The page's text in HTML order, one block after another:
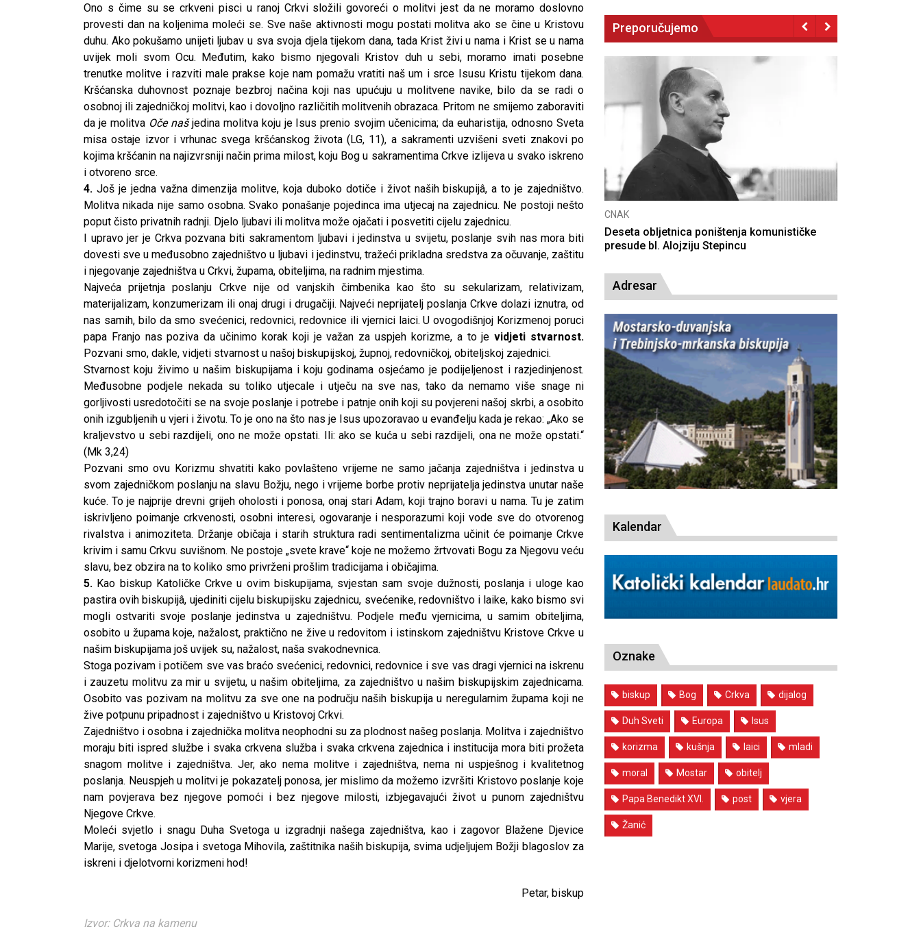
Ono s čime su se crkveni pisci u ranoj Crkvi složili govoreći o molitvi jest da ne moramo doslovno
provesti dan na koljenima moleći se. Sve naše aktivnosti mogu postati molitva ako se čine u Kristovu
duhu. Ako pokušamo unijeti ljubav u sva svoja djela tijekom dana, tada Krist živi u nama i Krist se u nama
uvijek moli svom Ocu. Međutim, kako bismo njegovali Kristov duh u sebi, moramo imati posebne
trenutke molitve i razviti male prakse koje nam pomažu vratiti naš um i srce Isusu Kristu tijekom dana.
Kršćanska duhovnost poznaje bezbroj načina koji nas upućuju u molitvene navike, bilo da se radi o
osobnoj ili zajedničkoj molitvi, kao i dovoljno različitih molitvenih obrazaca. Pritom ne smijemo zaboraviti
da je molitva Oče našjedina molitva koju je Isus prenio svojim učenicima; da euharistija, odnosno Sveta
misa ostaje izvor i vrhunac svega kršćanskog života (LG, 11), a sakramenti uzvišeni sveti znakovi po
kojima kršćanin na najizvrsniji način prima milost, koju Bog u sakramentima Crkve izlijeva u svako iskreno
i otvoreno srce.
4. Još je jedna važna dimenzija molitve, koja duboko dotiče i život naših biskupijâ, a to je zajedništvo.
Molitva nikada nije samo osobna. Svako ponašanje pojedinca ima utjecaj na zajednicu. Ne postoji nešto
poput čisto privatnih radnji. Djelo ljubavi ili molitva može ojačati i posvetiti cijelu zajednicu.
I upravo jer je Crkva pozvana biti sakramentom ljubavi i jedinstva u svijetu, poslanje svih nas mora biti
dovesti sve u međusobno zajedništvo u ljubavi i jedinstvu, tražeći prikladna sredstva za očuvanje, zaštitu
i njegovanje zajedništva u Crkvi, župama, obiteljima, na radnim mjestima.
Najveća prijetnja poslanju Crkve nije od vanjskih čimbenika kao što su sekularizam, relativizam,
materijalizam, konzumerizam ili onaj drugi i drugačiji. Najveći neprijatelj poslanja Crkve dolazi iznutra, od
nas samih, bilo da smo svećenici, redovnici, redovnice ili vjernici laici. U ovogodišnjoj Korizmenoj poruci
papa Franjo nas poziva da učinimo korak koji je važan za uspjeh korizme, a to jevidjeti stvarnost.
Pozvani smo, dakle, vidjeti stvarnost u našoj biskupijskoj, župnoj, redovničkoj, obiteljskoj zajednici.
Stvarnost koju živimo u našim biskupijama i koju godinama osjećamo je podijeljenost i razjedinjenost.
Međusobne podjele nekada su toliko utjecale i utječu na sve nas, tako da nemamo više snage ni
gorljivosti usredotočiti se na svoje poslanje i potrebe i patnje onih koji su povjereni našoj skrbi, a osobito
onih izgubljenih u vjeri i životu. To je ono na što nas je Isus upozoravao u evanđelju kada je rekao: „Ako se
kraljevstvo u sebi razdijeli, ono ne može opstati. Ili: ako se kuća u sebi razdijeli, ona ne može opstati.“
(Mk 3,24)
Pozvani smo ovu Korizmu shvatiti kako povlašteno vrijeme ne samo jačanja zajedništva i jedinstva u
svom zajedničkom poslanju na slavu Božju, nego i vrijeme borbe protiv neprijatelja jedinstva unutar naše
kuće. To je najprije drevni grijeh oholosti i ponosa, onaj stari Adam, koji trajno boravi u nama. Tu je zatim
iskrivljeno poimanje crkvenosti, osobni interesi, ogovaranje i nesporazumi koji vode sve do otvorenog
rivalstva i animoziteta. Držanje običaja i starih struktura radi sentimentalizma učinit će poimanje Crkve
krivim i samu Crkvu suvišnom. Ne postoje „svete krave“ koje ne možemo žrtvovati Bogu za Njegovu veću
slavu, bez obzira na to koliko smo privrženi prošlim tradicijama i običajima.
5. Kao biskup Katoličke Crkve u ovim biskupijama, svjestan sam svoje dužnosti, poslanja i uloge kao
pastira ovih biskupijâ, ujediniti cijelu biskupijsku zajednicu, svećenike, redovništvo i laike, kako bismo svi
mogli ostvariti svoje poslanje jedinstva u zajedništvu. Podjele među vjernicima, u samim obiteljima,
osobito u župama koje, nažalost, praktično ne žive u redovitom i istinskom zajedništvu Kristove Crkve u
našim biskupijama još uvijek su, nažalost, naša svakodnevnica.
Stoga pozivam i potičem sve vas braćo svećenici, redovnici, redovnice i sve vas dragi vjernici na iskrenu
i zauzetu molitvu za mir u svijetu, u našim obiteljima, za zajedništvo u našim biskupijskim zajednicama.
Osobito vas pozivam na molitvu za sve one na području naših biskupija u neregularnim župama koji ne
žive potpunu pripadnost i zajedništvo u Kristovoj Crkvi.
Zajedništvo i osobna i zajednička molitva neophodni su za plodnost našeg poslanja. Molitva i zajedništvo
moraju biti ispred službe i svaka crkvena služba i svaka crkvena zajednica i institucija mora biti prožeta
snagom molitve i zajedništva. Jer, ako nema molitve i zajedništva, nema ni uspješnog i kvalitetnog
poslanja. Neuspjeh u molitvi je pokazatelj ponosa, jer mislimo da možemo izvršiti Kristovo poslanje koje
nam povjerava bez njegove pomoći i bez njegove milosti, izbjegavajući život u punom zajedništvu
Njegove Crkve.
Moleći svjetlo i snagu Duha Svetoga u izgradnji našega zajedništva, kao i zagovor Blažene Djevice
Marije, svetoga Josipa i svetoga Mihovila, zaštitnika naših biskupija, svima udjeljujem Božji blagoslov za
iskreni i djelotvorni korizmeni hod!
Petar, biskup
Izvor: Crkva na kamenu
Preporučujemo
Kad se nasilje pretvara u optužnicu Smrtovdan nadbiskupa Petra Čule
CNAK
Deseta obljetnica poništenja komunističke
presude bl. Alojziju Stepincu
Adresar
Kalendar
Oznake
biskup Bog Crkva dijalog
Duh Sveti Europa Isus
korizma kušnja laici mladi
moral Mostar obitelj
Papa Benedikt XVI. post vjera
Žanić